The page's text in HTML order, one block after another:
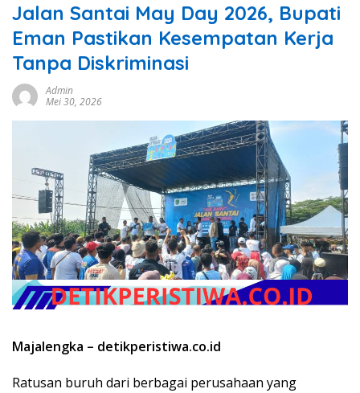
Jalan Santai May Day 2026, Bupati
Eman Pastikan Kesempatan Kerja
Tanpa Diskriminasi
Admin
Mei 30, 2026
Majalengka – detikperistiwa.co.id
Ratusan buruh dari berbagai perusahaan yang